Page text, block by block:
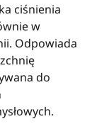
ciśnienia
w
Odpowiada
do